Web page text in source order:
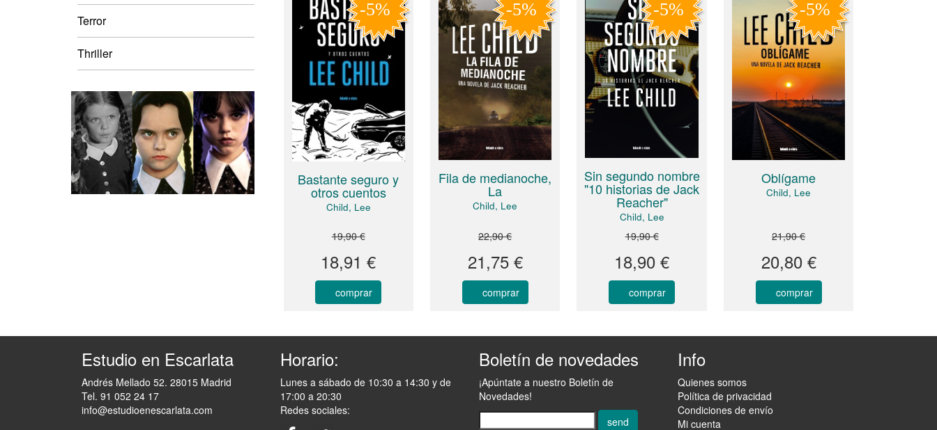
Terror
Thriller
Bastante seguro y
otros cuentos
Child, Lee
19,90 €
18,91 €
comprar
Fila de medianoche,
La
Child, Lee
22,90 €
21,75 €
comprar
Sin segundo nombre
"10 historias de Jack
Reacher"
Child, Lee
19,90 €
18,90 €
comprar
Oblígame
Child, Lee
21,90 €
20,80 €
comprar
Estudio en Escarlata
Andrés Mellado 52. 28015 Madrid
Tel. 91 052 24 17
info@estudioenescarlata.com
Horario:
Lunes a sábado de 10:30 a 14:30 y de
17:00 a 20:30
Redes sociales:
Boletín de novedades
¡Apúntate a nuestro Boletín de
Novedades!
send
Info
Quienes somos
Política de privacidad
Condiciones de envío
Mi cuenta